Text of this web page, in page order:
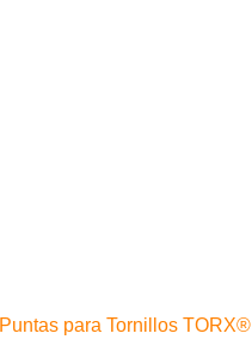
Puntas para Tornillos TORX®